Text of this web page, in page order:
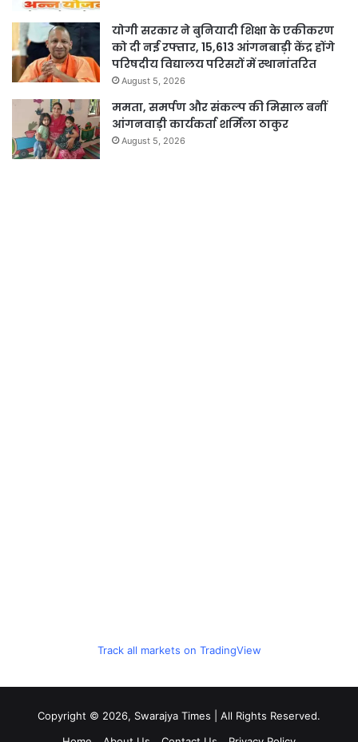
योगी सरकार ने बुनियादी शिक्षा के एकीकरण
को दी नई रफ्तार, 15,613 आंगनबाड़ी केंद्र होंगे
परिषदीय विद्यालय परिसरों में स्थानांतरित
August 5, 2026
ममता, समर्पण और संकल्प की मिसाल बनीं
आंगनवाड़ी कार्यकर्ता शर्मिला ठाकुर
August 5, 2026
Track all markets on TradingView
Copyright © 2026, Swarajya Times | All Rights Reserved.